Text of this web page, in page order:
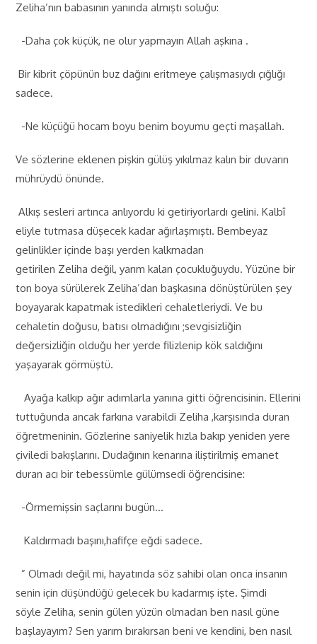
Zeliha’nın babasının yanında almıştı soluğu:
-Daha çok küçük, ne olur yapmayın Allah aşkına .
Bir kibrit çöpünün buz dağını eritmeye çalışmasıydı çığlığı
sadece.
-Ne küçüğü hocam boyu benim boyumu geçti maşallah.
Ve sözlerine eklenen pişkin gülüş yıkılmaz kalın bir duvarın
mührüydü önünde.
Alkış sesleri artınca anlıyordu ki getiriyorlardı gelini. Kalbî
eliyle tutmasa düşecek kadar ağırlaşmıştı. Bembeyaz
gelinlikler içinde başı yerden kalkmadan
getirilen Zeliha değil, yarım kalan çocukluğuydu. Yüzüne bir
ton boya sürülerek Zeliha’dan başkasına dönüştürülen şey
boyayarak kapatmak istedikleri cehaletleriydi. Ve bu
cehaletin doğusu, batısı olmadığını ;sevgisizliğin
değersizliğin olduğu her yerde filizlenip kök saldığını
yaşayarak görmüştü.
Ayağa kalkıp ağır adımlarla yanına gitti öğrencisinin. Ellerini
tuttuğunda ancak farkına varabildi Zeliha ,karşısında duran
öğretmeninin. Gözlerine saniyelik hızla bakıp yeniden yere
çiviledi bakışlarını. Dudağının kenarına iliştirilmiş emanet
duran acı bir tebessümle gülümsedi öğrencisine:
-Örmemişsin saçlarını bugün…
Kaldırmadı başını,hafifçe eğdi sadece.
” Olmadı değil mi, hayatında söz sahibi olan onca insanın
senin için düşündüğü gelecek bu kadarmış işte. Şimdi
söyle Zeliha, senin gülen yüzün olmadan ben nasıl güne
başlayayım? Sen yarım bırakırsan beni ve kendini, ben nasıl